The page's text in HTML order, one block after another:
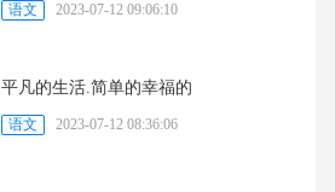
语文 2023-07-12 09:06:10
平凡的生活.简单的幸福的
语文 2023-07-12 08:36:06